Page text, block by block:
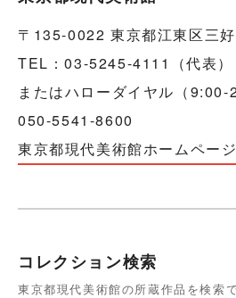
〒135-0022 東京都江東区三
TEL：03-5245-4111（代表）
またはハローダイヤル（9:00-
050-5541-8600
東京都現代美術館ホームページ
コレクション検索
東京都現代美術館の所蔵作品を検索